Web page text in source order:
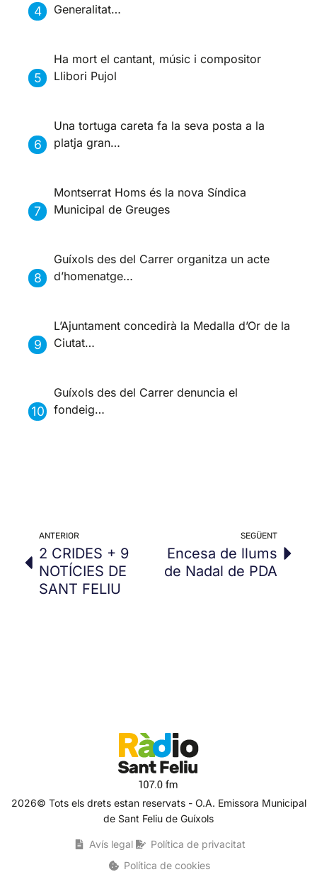
Generalitat…
Ha mort el cantant, músic i compositor
Llibori Pujol
Una tortuga careta fa la seva posta a la
platja gran…
Montserrat Homs és la nova Síndica
Municipal de Greuges
Guíxols des del Carrer organitza un acte
d’homenatge…
L’Ajuntament concedirà la Medalla d’Or de la
Ciutat…
Guíxols des del Carrer denuncia el
fondeig…
ANTERIOR
2 CRIDES + 9
NOTÍCIES DE
SANT FELIU
SEGÜENT
Encesa de llums
de Nadal de PDA
2026© Tots els drets estan reservats - O.A. Emissora Municipal
de Sant Feliu de Guíxols
Avís legal
Política de privacitat
Política de cookies